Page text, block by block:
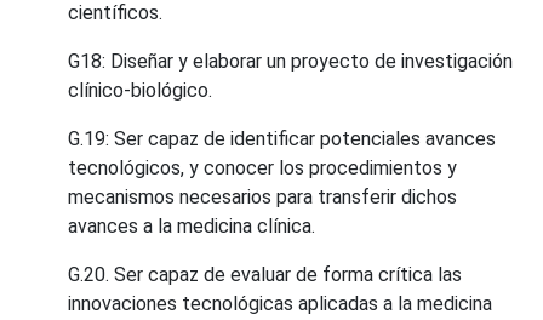
científicos.
G18: Diseñar y elaborar un proyecto de investigación
clínico-biológico.
G.19: Ser capaz de identificar potenciales avances
tecnológicos, y conocer los procedimientos y
mecanismos necesarios para transferir dichos
avances a la medicina clínica.
G.20. Ser capaz de evaluar de forma crítica las
innovaciones tecnológicas aplicadas a la medicina